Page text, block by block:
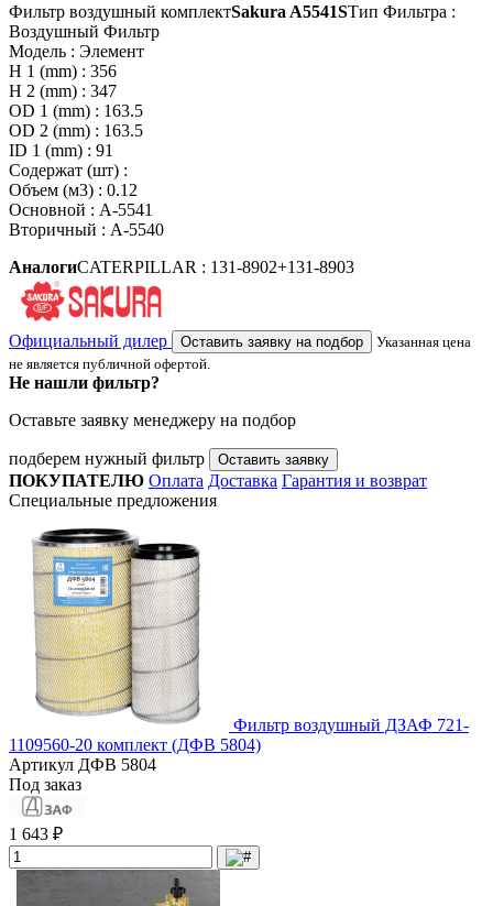
Фильтр воздушный комплектSakura A5541SТип Фильтра :
Воздушный Фильтр
Модель : Элемент
H 1 (mm) : 356
H 2 (mm) : 347
OD 1 (mm) : 163.5
OD 2 (mm) : 163.5
ID 1 (mm) : 91
Содержат (шт) :
Объем (м3) : 0.12
Основной : A-5541
Вторичный : A-5540
АналогиCATERPILLAR : 131-8902+131-8903
Официальный дилер Оставить заявку на подбор
Указанная цена
не является публичной офертой.
Не нашли фильтр?
Оставьте заявку менеджеру на подбор
подберем нужный фильтр Оставить заявку
ПОКУПАТЕЛЮ Оплата Доставка Гарантия и возврат
Специальные предложения
Фильтр воздушный ДЗАФ 721-
1109560-20 комплект (ДФВ 5804)
Артикул ДФВ 5804
Под заказ
1 643 ₽